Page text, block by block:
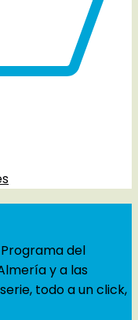
del
y a las
todo a un click,